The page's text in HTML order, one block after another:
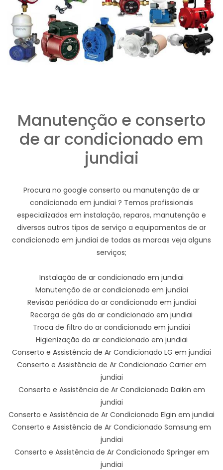
Manutenção e conserto
de ar condicionado em
jundiai
Procura no google conserto ou manutenção de ar
condicionado em jundiai ? Temos profissionais
especializados em instalação, reparos, manutenção e
diversos outros tipos de serviço a equipamentos de ar
condicionado em jundiai de todas as marcas veja alguns
serviços;
Instalação de ar condicionado em jundiai
Manutenção de ar condicionado em jundiai
Revisão periódica do ar condicionado em jundiai
Recarga de gás do ar condicionado em jundiai
Troca de filtro do ar condicionado em jundiai
Higienização do ar condicionado em jundiai
Conserto e Assistência de Ar Condicionado LG em jundiai
Conserto e Assistência de Ar Condicionado Carrier em
jundiai
Conserto e Assistência de Ar Condicionado Daikin em
jundiai
Conserto e Assistência de Ar Condicionado Elgin em jundiai
Conserto e Assistência de Ar Condicionado Samsung em
jundiai
Conserto e Assistência de Ar Condicionado Springer em
jundiai